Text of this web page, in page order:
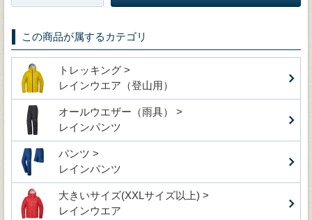
この商品が属するカテゴリ
トレッキング >
レインウエア（登山用）
オールウエザー（雨具） >
レインパンツ
パンツ >
レインパンツ
大きいサイズ(XXLサイズ以上) >
レインウエア